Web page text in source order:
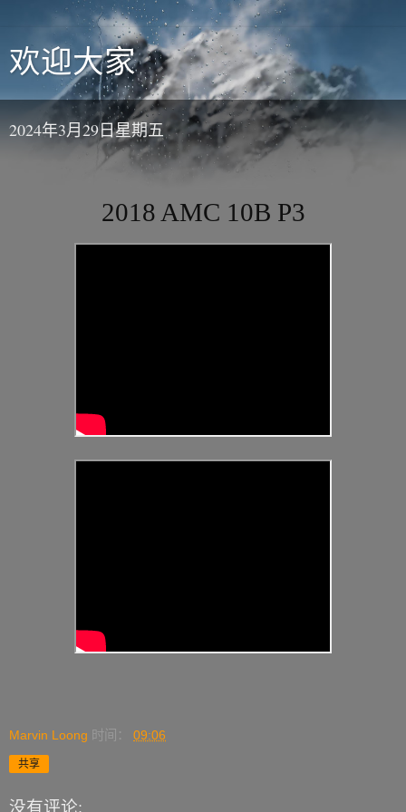
欢迎大家
2024年3月29日星期五
2018 AMC 10B P3
Marvin Loong 时间： 09:06
共享
没有评论: